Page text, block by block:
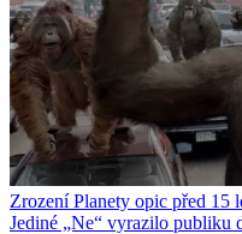
Zrození Planety opic před 15
Jediné „Ne“ vyrazilo publiku